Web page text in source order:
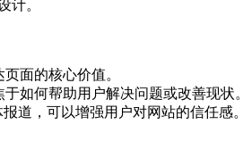
计。
面的核心价值。
如何帮助用户解决问题或改善现状。
道，可以增强用户对网站的信任感。